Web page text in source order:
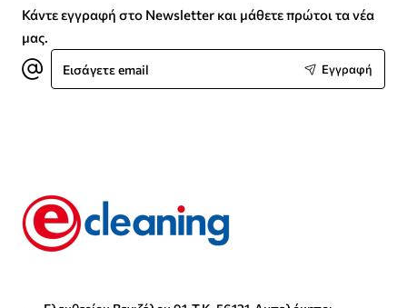
Κάντε εγγραφή στο Newsletter και μάθετε πρώτοι τα νέα
μας.
Εισάγετε
email
Εγγραφή